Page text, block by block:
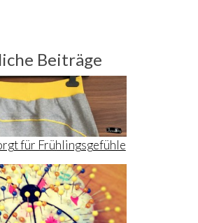
Beiträge
für Frühlingsgefühle